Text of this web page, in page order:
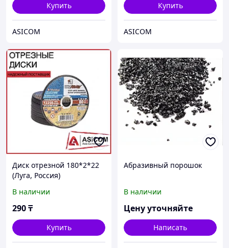
Купить
ASICOM
Купить
ASICOM
Диск отрезной 180*2*22
(Луга, Россия)
В наличии
290₸
Купить
Абразивный порошок
В наличии
Цену уточняйте
Написать